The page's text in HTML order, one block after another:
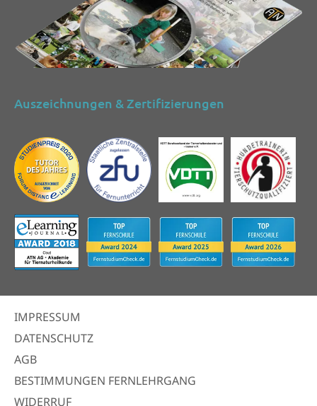
Auszeichnungen & Zertifizierungen
IMPRESSUM
DATENSCHUTZ
AGB
BESTIMMUNGEN FERNLEHRGANG
WIDERRUF